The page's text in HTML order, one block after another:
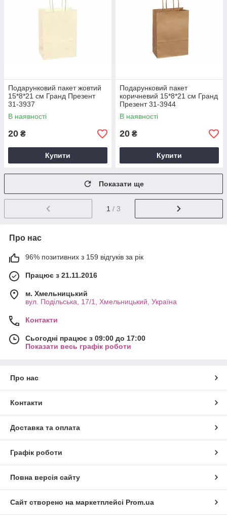
Подарунковий пакет жовтий
15*8*21 см Гранд Презент
31-3937
В наявності
20 ₴
Купити
Подарунковий пакет
коричневий 15*8*21 см Гранд
Презент 31-3944
В наявності
20 ₴
Купити
Показати ще
1 / 3
Про нас
96% позитивних з 159 відгуків за рік
Працює з 21.11.2016
м. Хмельницький
вул. Подільська, 17/1, Хмельницький, Україна
Контакти
Сьогодні працює з 09:00 до 17:00
Показати весь графік роботи
Про нас
Контакти
Доставка та оплата
Графік роботи
Повна версія сайту
Сайт створено на маркетплейсі Prom.ua